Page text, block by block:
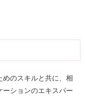
のスキルと共に、相
ションのエキスパー